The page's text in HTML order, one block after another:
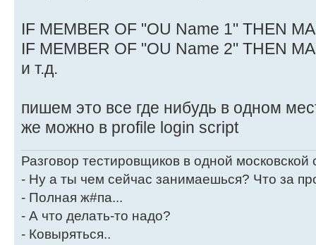
IF MEMBER OF "OU Name 1" THEN
IF MEMBER OF "OU Name 2" THEN
и т.д.
пишем это все где нибудь в одном
же можно в profile login script
Разговор тестировщиков в одной
- Ну а ты чем сейчас занимаешься? Что за
- Полная ж#па...
- А что делать-то надо?
- Ковыряться..